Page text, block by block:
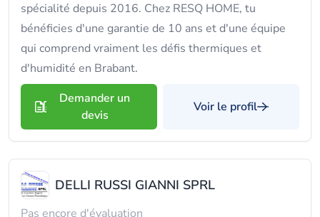
spécialité depuis 2016. Chez RESQ HOME, tu
bénéficies d'une garantie de 10 ans et d'une équipe
qui comprend vraiment les défis thermiques et
d'humidité en Brabant.
Demander un
devis
Voir le profil
DELLI RUSSI GIANNI SPRL
Pas encore d'évaluation